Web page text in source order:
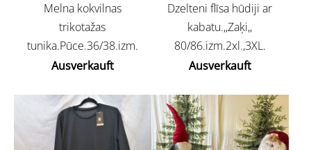
Melna kokvilnas
trikotažas
tunika.Pūce.36/38.izm.
Ausverkauft
Dzelteni flīsa hūdiji ar
kabatu.,,Zaķi,,
80/86.izm.2xl.,3XL.
Ausverkauft